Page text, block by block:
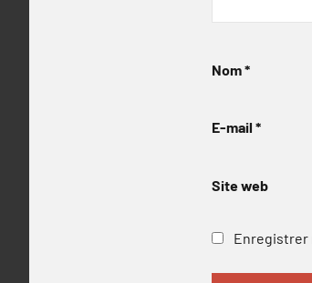
Nom*
E-mail *
Site web
Enregistrer